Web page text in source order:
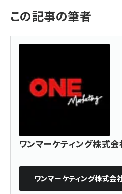
この記事の筆者
ワンマーケティング株式
ワンマーケティング株式会